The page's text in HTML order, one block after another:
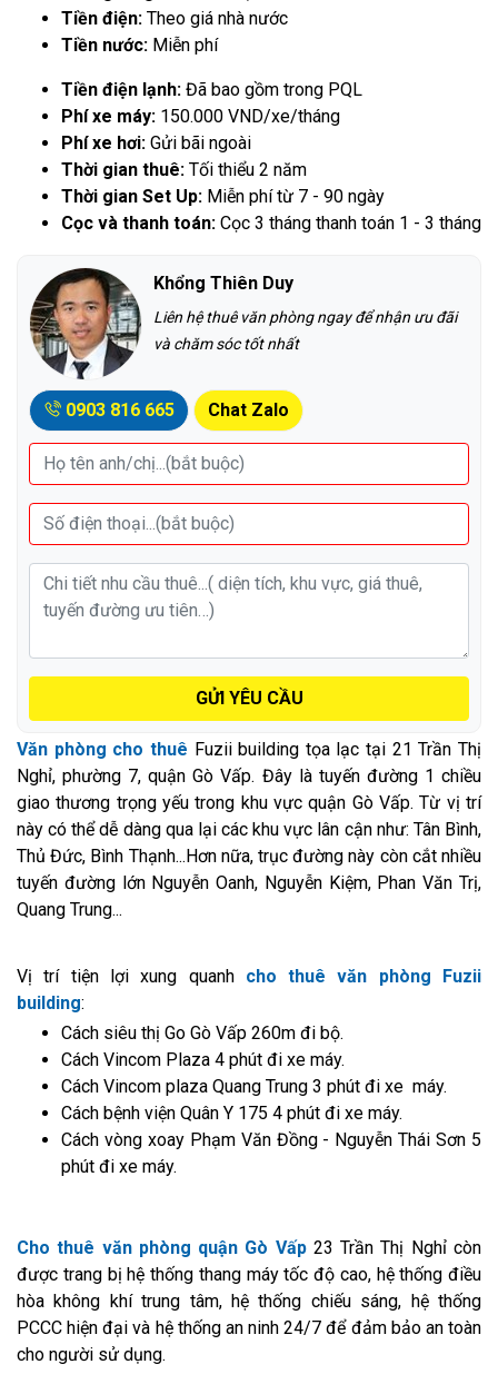
Tiền điện: Theo giá nhà nước
Tiền nước: Miễn phí
Tiền điện lạnh: Đã bao gồm trong PQL
Phí xe máy: 150.000 VND/xe/tháng
Phí xe hơi: Gửi bãi ngoài
Thời gian thuê: Tối thiểu 2 năm
Thời gian Set Up: Miễn phí từ 7 - 90 ngày
Cọc và thanh toán: Cọc 3 tháng thanh toán 1 - 3 tháng
Khổng Thiên Duy
Liên hệ thuê văn phòng ngay để nhận ưu đãi
và chăm sóc tốt nhất
0903 816 665 Chat Zalo
GỬI YÊU CẦU
Văn phòng cho thuê Fuzii building tọa lạc tại 21 Trần Thị
Nghỉ, phường 7, quận Gò Vấp. Đây là tuyến đường 1 chiều
giao thương trọng yếu trong khu vực quận Gò Vấp. Từ vị trí
này có thể dễ dàng qua lại các khu vực lân cận như: Tân Bình,
Thủ Đức, Bình Thạnh...Hơn nữa, trục đường này còn cắt nhiều
tuyến đường lớn Nguyễn Oanh, Nguyễn Kiệm, Phan Văn Trị,
Quang Trung...
Vị trí tiện lợi xung quanh cho thuê văn phòng Fuzii
building:
Cách siêu thị Go Gò Vấp 260m đi bộ.
Cách Vincom Plaza 4 phút đi xe máy.
Cách Vincom plaza Quang Trung 3 phút đi xe máy.
Cách bệnh viện Quân Y 175 4 phút đi xe máy.
Cách vòng xoay Phạm Văn Đồng - Nguyễn Thái Sơn 5
phút đi xe máy.
Cho thuê văn phòng quận Gò Vấp23 Trần Thị Nghỉ còn
được trang bị hệ thống thang máy tốc độ cao, hệ thống điều
hòa không khí trung tâm, hệ thống chiếu sáng, hệ thống
PCCC hiện đại và hệ thống an ninh 24/7 để đảm bảo an toàn
cho người sử dụng.